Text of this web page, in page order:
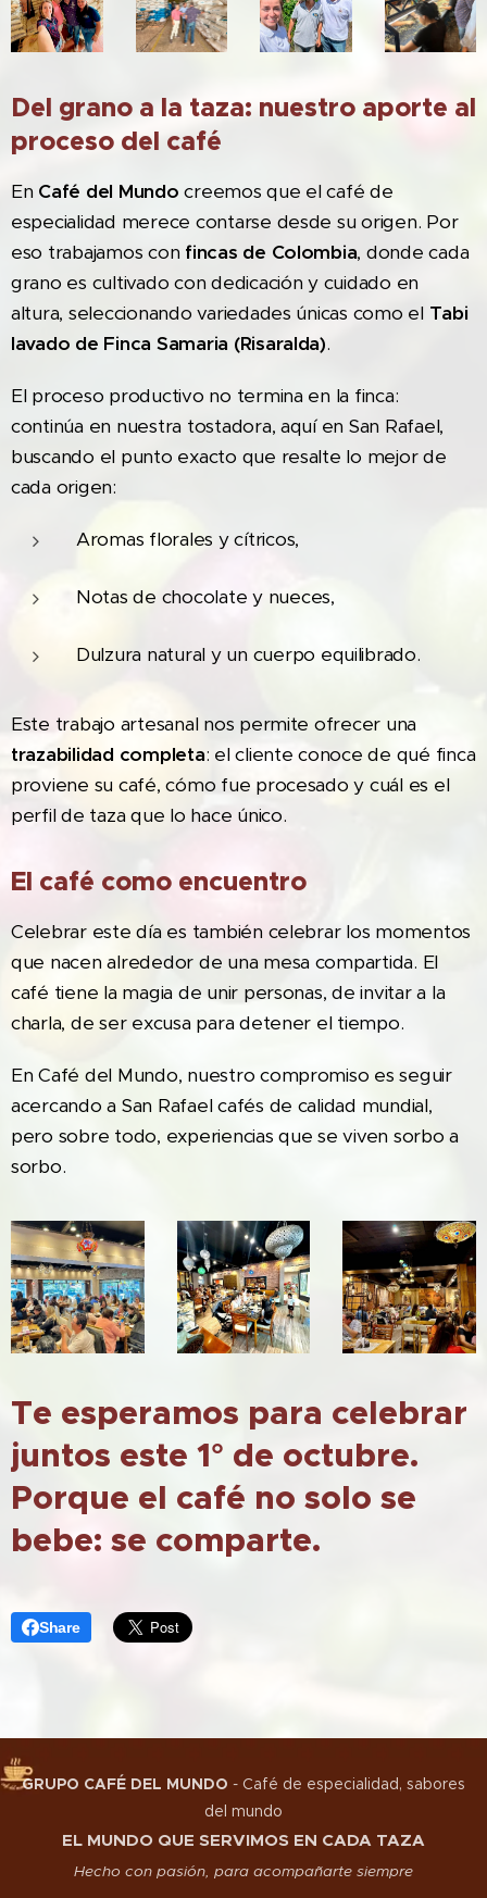
Del grano a la taza: nuestro aporte al
proceso del café
En Café del Mundo creemos que el café de
especialidad merece contarse desde su origen. Por
eso trabajamos con fincas de Colombia, donde cada
grano es cultivado con dedicación y cuidado en
altura, seleccionando variedades únicas como el Tabi
lavado de Finca Samaria (Risaralda).
El proceso productivo no termina en la finca:
continúa en nuestra tostadora, aquí en San Rafael,
buscando el punto exacto que resalte lo mejor de
cada origen:
Aromas florales y cítricos,
Notas de chocolate y nueces,
Dulzura natural y un cuerpo equilibrado.
Este trabajo artesanal nos permite ofrecer una
trazabilidad completa: el cliente conoce de qué finca
proviene su café, cómo fue procesado y cuál es el
perfil de taza que lo hace único.
El café como encuentro
Celebrar este día es también celebrar los momentos
que nacen alrededor de una mesa compartida. El
café tiene la magia de unir personas, de invitar a la
charla, de ser excusa para detener el tiempo.
En Café del Mundo, nuestro compromiso es seguir
acercando a San Rafael cafés de calidad mundial,
pero sobre todo, experiencias que se viven sorbo a
sorbo.
Te esperamos para celebrar
juntos este 1° de octubre.
Porque el café no solo se
bebe: se comparte.
Share
GRUPO CAFÉ DEL MUNDO - Café de especialidad, sabores
del mundo
EL MUNDO QUE SERVIMOS EN CADA TAZA
Hecho con pasión, para acompañarte siempre